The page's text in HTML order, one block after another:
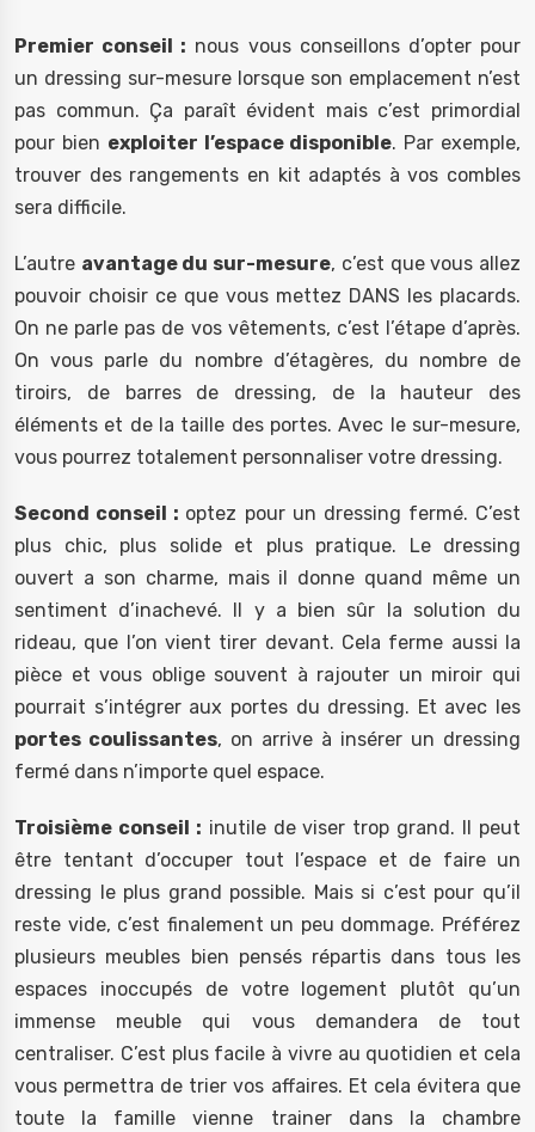
Premier conseil : nous vous conseillons d’opter pour
un dressing sur-mesure lorsque son emplacement n’est
pas commun. Ça paraît évident mais c’est primordial
pour bien exploiter l’espace disponible. Par exemple,
trouver des rangements en kit adaptés à vos combles
sera difficile.
L’autre avantage du sur-mesure, c’est que vous allez
pouvoir choisir ce que vous mettez DANS les placards.
On ne parle pas de vos vêtements, c’est l’étape d’après.
On vous parle du nombre d’étagères, du nombre de
tiroirs, de barres de dressing, de la hauteur des
éléments et de la taille des portes. Avec le sur-mesure,
vous pourrez totalement personnaliser votre dressing.
Second conseil : optez pour un dressing fermé. C’est
plus chic, plus solide et plus pratique. Le dressing
ouvert a son charme, mais il donne quand même un
sentiment d’inachevé. Il y a bien sûr la solution du
rideau, que l’on vient tirer devant. Cela ferme aussi la
pièce et vous oblige souvent à rajouter un miroir qui
pourrait s’intégrer aux portes du dressing. Et avec les
portes coulissantes, on arrive à insérer un dressing
fermé dans n’importe quel espace.
Troisième conseil : inutile de viser trop grand. Il peut
être tentant d’occuper tout l’espace et de faire un
dressing le plus grand possible. Mais si c’est pour qu’il
reste vide, c’est finalement un peu dommage. Préférez
plusieurs meubles bien pensés répartis dans tous les
espaces inoccupés de votre logement plutôt qu’un
immense meuble qui vous demandera de tout
centraliser. C’est plus facile à vivre au quotidien et cela
vous permettra de trier vos affaires. Et cela évitera que
toute la famille vienne trainer dans la chambre